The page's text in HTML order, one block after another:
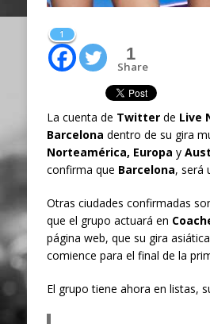
1
1
Share
La cuenta de Twitterde Live
Barcelona dentro de su gira
Norteamérica, Europa y
confirma que Barcelona, será
Otras ciudades confirmadas
que el grupo actuará en
página web, que su gira
comience para el final de la
El grupo tiene ahora en listas,